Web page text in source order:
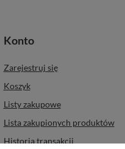
Konto
Zarejestruj się
Koszyk
Listy zakupowe
Lista zakupionych produktów
Historia transakcji